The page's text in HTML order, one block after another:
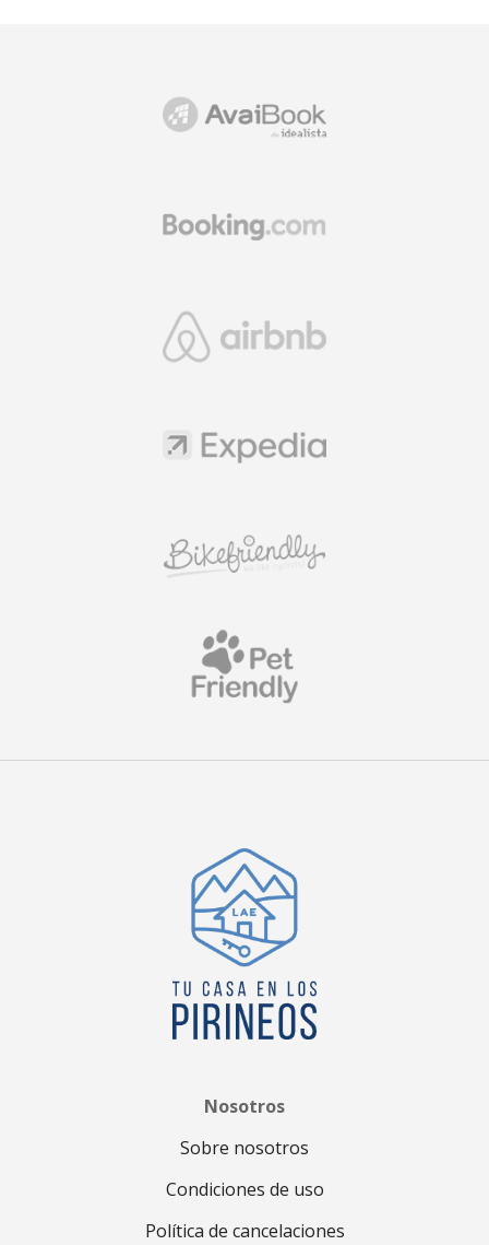
Nosotros
Sobre nosotros
Condiciones de uso
Política de cancelaciones